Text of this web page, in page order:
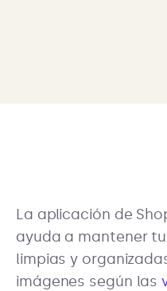
La aplicación de
ayuda a mantener
limpias y
imágenes según las